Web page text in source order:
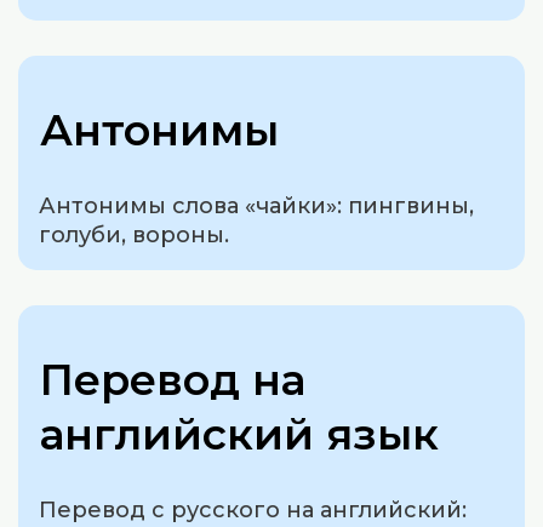
Антонимы
Антонимы слова «чайки»: пингвины,
голуби, вороны.
Перевод на
английский язык
Перевод с русского на английский: